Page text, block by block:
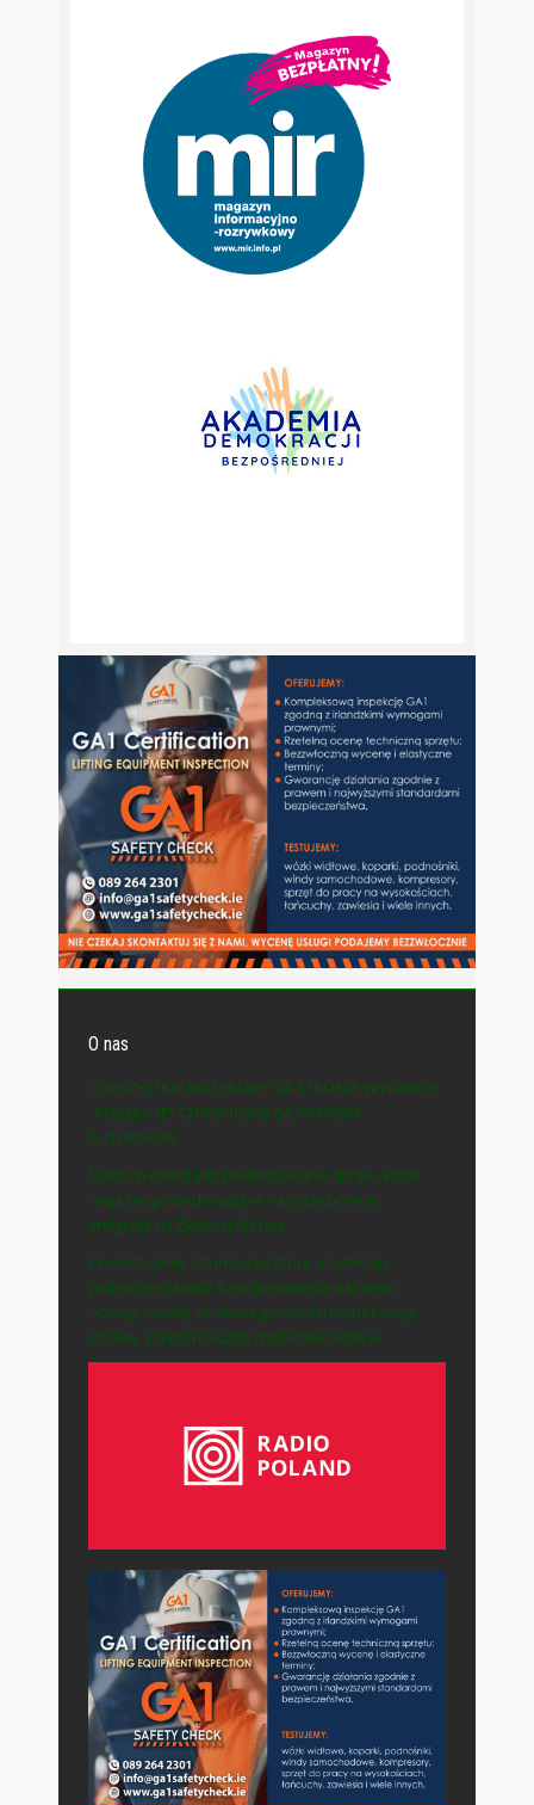
O nas
© WSZYSTKIE MATERIAŁY NA STRONIE WYDAWCY
„POLSKA-IE” CHRONIONE SĄ PRAWEM
AUTORSKIM.
Naszym celem jest prezentowanie spraw, które
mają bezpośredni wpływ na życie polskiej
emigracji na Zielonej Wyspie.
Prezentujemy informacje, które przybliżają
polityczne zasady funkcjonowania państwa,
opisują zasady działania gospodarki i pokazują
sprawy, na które każdy może mieć wpływ.